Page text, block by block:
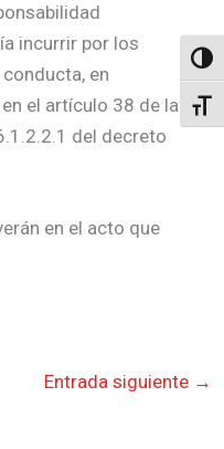
incurrir por los
en
el artículo 38 de la ley
del decreto
en el acto que
Entrada siguiente →